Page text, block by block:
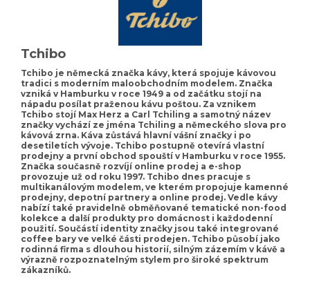
Tchibo
Tchibo je německá značka kávy, která spojuje kávovou
tradici s moderním maloobchodním modelem. Značka
vzniká v Hamburku v roce 1949 a od začátku stojí na
nápadu posílat praženou kávu poštou. Za vznikem
Tchibo stojí Max Herz a Carl Tchiling a samotný název
značky vychází ze jména Tchiling a německého slova pro
kávová zrna. Káva zůstává hlavní vášní značky i po
desetiletích vývoje. Tchibo postupně otevírá vlastní
prodejny a první obchod spouští v Hamburku v roce 1955.
Značka současně rozvíjí online prodej a e-shop
provozuje už od roku 1997. Tchibo dnes pracuje s
multikanálovým modelem, ve kterém propojuje kamenné
prodejny, depotní partnery a online prodej. Vedle kávy
nabízí také pravidelně obměňované tematické non-food
kolekce a další produkty pro domácnost i každodenní
použití. Součástí identity značky jsou také integrované
coffee bary ve velké části prodejen. Tchibo působí jako
rodinná firma s dlouhou historií, silným zázemím v kávě a
výrazně rozpoznatelným stylem pro široké spektrum
zákazníků.